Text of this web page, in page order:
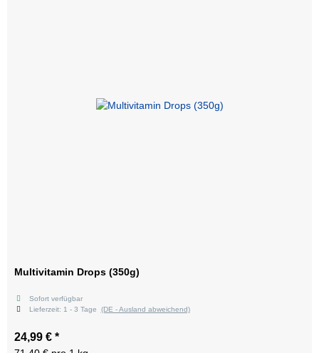
Multivitamin Drops (350g)
Sofort verfügbar
Lieferzeit: 1 - 3 Tage (DE - Ausland abweichend)
24,99 € *